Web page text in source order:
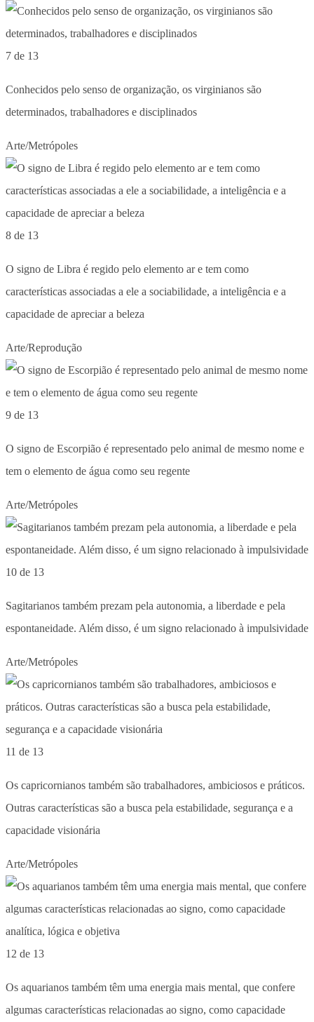
7 de 13
Conhecidos pelo senso de organização, os virginianos são
determinados, trabalhadores e disciplinados
Arte/Metrópoles
8 de 13
O signo de Libra é regido pelo elemento ar e tem como
características associadas a ele a sociabilidade, a inteligência e a
capacidade de apreciar a beleza
Arte/Reprodução
9 de 13
O signo de Escorpião é representado pelo animal de mesmo nome e
tem o elemento de água como seu regente
Arte/Metrópoles
10 de 13
Sagitarianos também prezam pela autonomia, a liberdade e pela
espontaneidade. Além disso, é um signo relacionado à impulsividade
Arte/Metrópoles
11 de 13
Os capricornianos também são trabalhadores, ambiciosos e práticos.
Outras características são a busca pela estabilidade, segurança e a
capacidade visionária
Arte/Metrópoles
12 de 13
Os aquarianos também têm uma energia mais mental, que confere
algumas características relacionadas ao signo, como capacidade